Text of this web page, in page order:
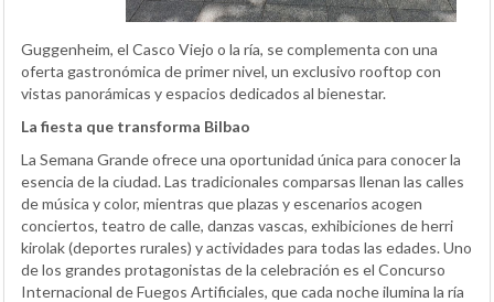
Guggenheim, el Casco Viejo o la ría, se complementa con una
oferta gastronómica de primer nivel, un exclusivo rooftop con
vistas panorámicas y espacios dedicados al bienestar.
La fiesta que transforma Bilbao
La Semana Grande ofrece una oportunidad única para conocer la
esencia de la ciudad. Las tradicionales comparsas llenan las calles
de música y color, mientras que plazas y escenarios acogen
conciertos, teatro de calle, danzas vascas, exhibiciones de herri
kirolak (deportes rurales) y actividades para todas las edades. Uno
de los grandes protagonistas de la celebración es el Concurso
Internacional de Fuegos Artificiales, que cada noche ilumina la ría